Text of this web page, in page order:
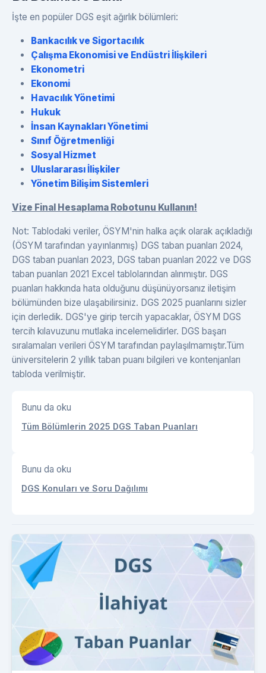
İşte en popüler DGS eşit ağırlık bölümleri:
Bankacılık ve Sigortacılık
Çalışma Ekonomisi ve Endüstri İlişkileri
Ekonometri
Ekonomi
Havacılık Yönetimi
Hukuk
İnsan Kaynakları Yönetimi
Sınıf Öğretmenliği
Sosyal Hizmet
Uluslararası İlişkiler
Yönetim Bilişim Sistemleri
Vize Final Hesaplama Robotunu Kullanın!
Not: Tablodaki veriler, ÖSYM'nin halka açık olarak açıkladığı
(ÖSYM tarafından yayınlanmış) DGS taban puanları 2024,
DGS taban puanları 2023, DGS taban puanları 2022 ve DGS
taban puanları 2021 Excel tablolarından alınmıştır. DGS
puanları hakkında hata olduğunu düşünüyorsanız iletişim
bölümünden bize ulaşabilirsiniz. DGS 2025 puanlarını sizler
için derledik. DGS'ye girip tercih yapacaklar, ÖSYM DGS
tercih kılavuzunu mutlaka incelemelidirler. DGS başarı
sıralamaları verileri ÖSYM tarafından paylaşılmamıştır.Tüm
üniversitelerin 2 yıllık taban puanı bilgileri ve kontenjanları
tabloda verilmiştir.
Bunu da oku
Tüm Bölümlerin 2025 DGS Taban Puanları
Bunu da oku
DGS Konuları ve Soru Dağılımı